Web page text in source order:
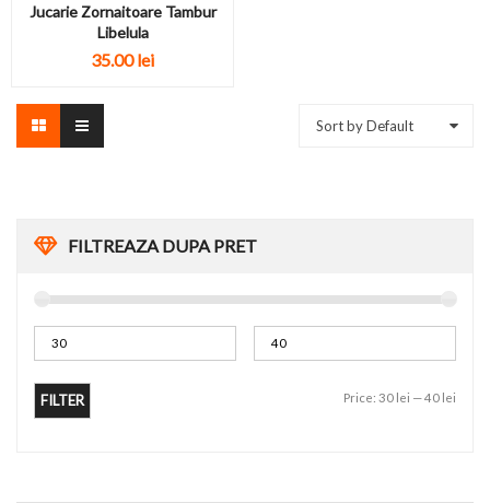
FILTREAZA DUPA PRET
FILTER Price: 30 lei —40 lei
Jucarie Zornaitoare Tambur
Libelula
35.00lei
Sort by Default